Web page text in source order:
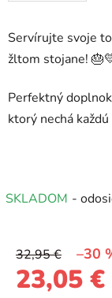
Servírujte svoje
žltom stojane!
Perfektný
ktorý nechá
SKLADOM -
32,95 € –30
23,05 €